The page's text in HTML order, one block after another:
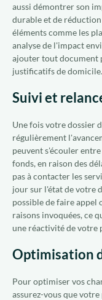
aussi démontrer son
durable et de
éléments comme les
analyse de l'impact
ajouter tout document
justificatifs de domicile.
Suivi et
Une fois votre dossier
régulièrement
peuvent s'écouler
fonds, en raison des
pas à contacter les
jour sur l'état de votre
possible de faire appel
raisons invoquées, ce
une réactivité de votre
Optimisation
Pour optimiser vos
assurez-vous que